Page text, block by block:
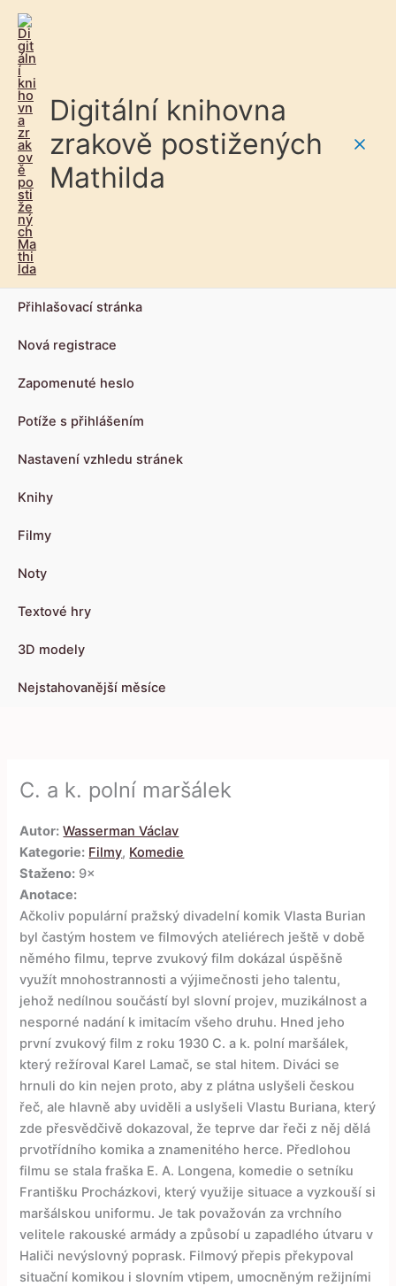
Digitální knihovna
zrakově postižených
Mathilda
Přihlašovací stránka
Nová registrace
Zapomenuté heslo
Potíže s přihlášením
Nastavení vzhledu stránek
Knihy
Filmy
Noty
Textové hry
3D modely
Nejstahovanější měsíce
C. a k. polní maršálek
Autor: Wasserman Václav
Kategorie: Filmy, Komedie
Staženo: 9×
Anotace:
Ačkoliv populární pražský divadelní komik Vlasta Burian
byl častým hostem ve filmových ateliérech ještě v době
němého filmu, teprve zvukový film dokázal úspěšně
využít mnohostrannosti a výjimečnosti jeho talentu,
jehož nedílnou součástí byl slovní projev, muzikálnost a
nesporné nadání k imitacím všeho druhu. Hned jeho
první zvukový film z roku 1930 C. a k. polní maršálek,
který režíroval Karel Lamač, se stal hitem. Diváci se
hrnuli do kin nejen proto, aby z plátna uslyšeli českou
řeč, ale hlavně aby uviděli a uslyšeli Vlastu Buriana, který
zde přesvědčivě dokazoval, že teprve dar řeči z něj dělá
prvotřídního komika a znamenitého herce. Předlohou
filmu se stala fraška E. A. Longena, komedie o setníku
Františku Procházkovi, který využije situace a vyzkouší si
maršálskou uniformu. Je tak považován za vrchního
velitele rakouské armády a způsobí u zapadlého útvaru v
Haliči nevýslovný poprask. Filmový přepis překypoval
situační komikou i slovním vtipem, umocněným režijními